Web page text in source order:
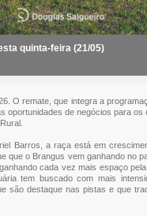
quinta-feira (21/05)
O remate, que integra a
oportunidades de negócios para
Barros, a raça está em
que o Brangus vem ganhando no
cada vez mais espaço
tem buscado com mais
são destaque nas pistas e que